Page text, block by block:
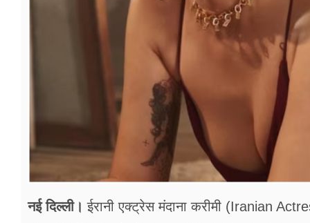
नई दिल्ली। ईरानी एक्ट्रेस मंदाना करीमी (Iranian